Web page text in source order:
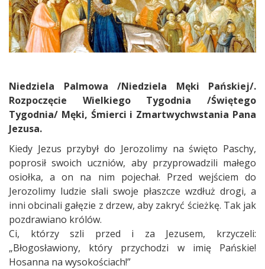
Niedziela Palmowa /Niedziela Męki Pańskiej/.
Rozpoczęcie Wielkiego Tygodnia /Świętego
Tygodnia/ Męki, Śmierci i Zmartwychwstania Pana
Jezusa.
Kiedy Jezus przybył do Jerozolimy na święto Paschy,
poprosił swoich uczniów, aby przyprowadzili małego
osiołka, a on na nim pojechał. Przed wejściem do
Jerozolimy ludzie słali swoje płaszcze wzdłuż drogi, a
inni obcinali gałęzie z drzew, aby zakryć ścieżkę. Tak jak
pozdrawiano królów.
Ci, którzy szli przed i za Jezusem, krzyczeli:
„Błogosławiony, który przychodzi w imię Pańskie!
Hosanna na wysokościach!”